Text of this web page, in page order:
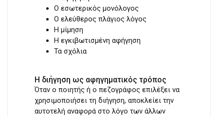
Ο εσωτερικός μονόλογος
Ο ελεύθερος πλάγιος λόγος
Η μίμηση
Η εγκιβωτισμένη αφήγηση
Τα σχόλια
Η διήγηση ως αφηγηματικός τρόπος
Όταν ο ποιητής ή ο πεζογράφος επιλέξει να
χρησιμοποιήσει τη διήγηση, αποκλείει την
αυτοτελή αναφορά στο λόγο των άλλων